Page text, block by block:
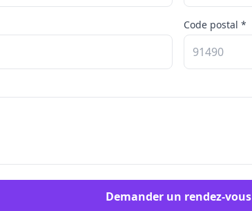
Code postal *
Demander un rendez-vous